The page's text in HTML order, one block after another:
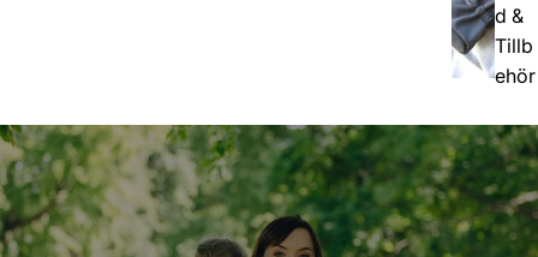
d &
Tillb
ehör